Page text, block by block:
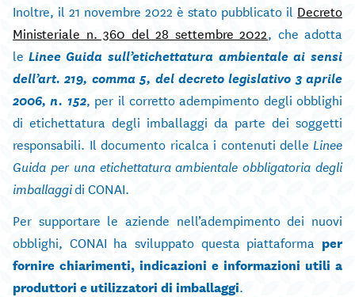
Inoltre, il 21 novembre 2022 è stato pubblicato il Decreto
Ministeriale n. 360 del 28 settembre 2022, che adotta
le Linee Guida sull’etichettatura ambientale ai sensi
dell’art. 219, comma 5, del decreto legislativo 3 aprile
2006, n. 152, per il corretto adempimento degli obblighi
di etichettatura degli imballaggi da parte dei soggetti
responsabili. Il documento ricalca i contenuti delle Linee
Guida per una etichettatura ambientale obbligatoria degli
imballaggidi CONAI.
Per supportare le aziende nell’adempimento dei nuovi
obblighi, CONAI ha sviluppato questa piattaforma per
fornire chiarimenti, indicazioni e informazioni utili a
produttori e utilizzatori di imballaggi.